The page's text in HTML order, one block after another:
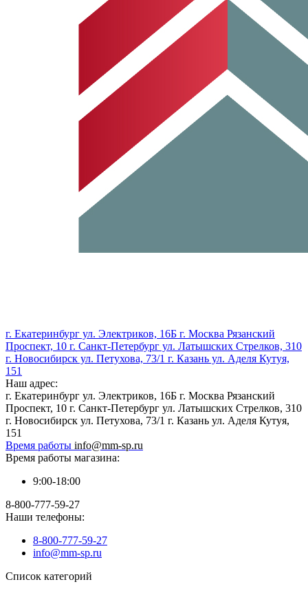
г. Екатеринбург ул. Электриков, 16Б г. Москва Рязанский
Проспект, 10 г. Санкт-Петербург ул. Латышских Стрелков, 310
г. Новосибирск ул. Петухова, 73/1 г. Казань ул. Аделя Кутуя,
151
Наш адрес:
г. Екатеринбург ул. Электриков, 16Б г. Москва Рязанский
Проспект, 10 г. Санкт-Петербург ул. Латышских Стрелков, 310
г. Новосибирск ул. Петухова, 73/1 г. Казань ул. Аделя Кутуя,
151
Время работы info@mm-sp.ru
Время работы магазина:
9:00-18:00
8-800-777-59-27
Наши телефоны:
8-800-777-59-27
info@mm-sp.ru
Список категорий